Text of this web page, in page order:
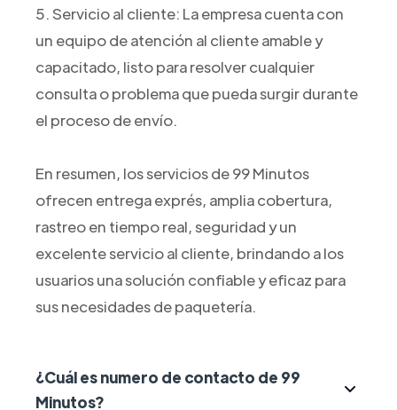
5. Servicio al cliente: La empresa cuenta con
un equipo de atención al cliente amable y
capacitado, listo para resolver cualquier
consulta o problema que pueda surgir durante
el proceso de envío.
En resumen, los servicios de 99 Minutos
ofrecen entrega exprés, amplia cobertura,
rastreo en tiempo real, seguridad y un
excelente servicio al cliente, brindando a los
usuarios una solución confiable y eficaz para
sus necesidades de paquetería.
¿Cuál es numero de contacto de 99
Minutos?